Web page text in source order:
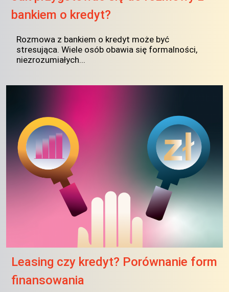
bankiem o kredyt?
Rozmowa z bankiem o kredyt może być
stresująca. Wiele osób obawia się formalności,
niezrozumiałych...
Leasing czy kredyt? Porównanie form
finansowania